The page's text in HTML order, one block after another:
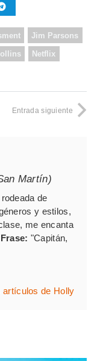
Jim Parsons
Netflix
Entrada siguiente
Martín)
de
y estilos,
me encanta
Frase: "Capitán,
artículos de Holly